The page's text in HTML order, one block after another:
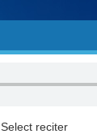
Select reciter